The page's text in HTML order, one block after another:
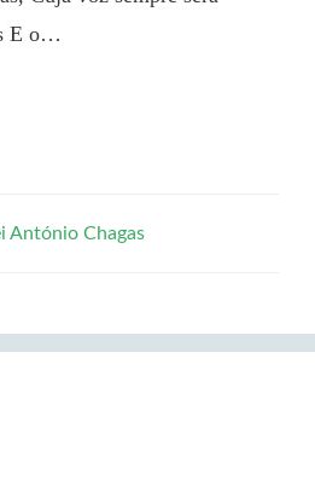
E o…
António Chagas